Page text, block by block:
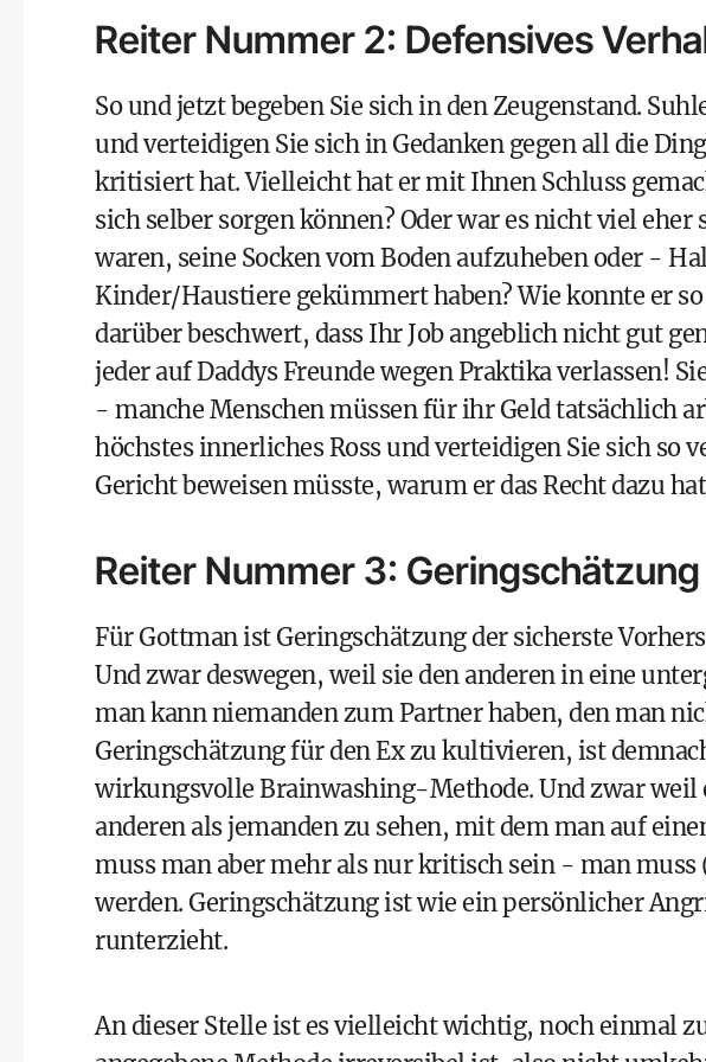
Reiter Nummer 2: Defensives
So und jetzt begeben Sie sich in den Zeugenstand.
und verteidigen Sie sich in Gedanken gegen all die
kritisiert hat. Vielleicht hat er mit Ihnen Schluss
sich selber sorgen können? Oder war es nicht viel eher
waren, seine Socken vom Boden aufzuheben oder -
Kinder/Haustiere gekümmert haben? Wie konnte er so
darüber beschwert, dass Ihr Job angeblich nicht gut
jeder auf Daddys Freunde wegen Praktika verlassen!
- manche Menschen müssen für ihr Geld tatsächlich
höchstes innerliches Ross und verteidigen Sie sich so
Gericht beweisen müsste, warum er das Recht dazu
Reiter Nummer 3: Geringschätzung
Für Gottman ist Geringschätzung der sicherste
Und zwar deswegen, weil sie den anderen in eine
man kann niemanden zum Partner haben, den man
Geringschätzung für den Ex zu kultivieren, ist
wirkungsvolle Brainwashing-Methode. Und zwar weil
anderen als jemanden zu sehen, mit dem man auf
muss man aber mehr als nur kritisch sein - man
werden. Geringschätzung ist wie ein persönlicher
runterzieht.
An dieser Stelle ist es vielleicht wichtig, noch einmal